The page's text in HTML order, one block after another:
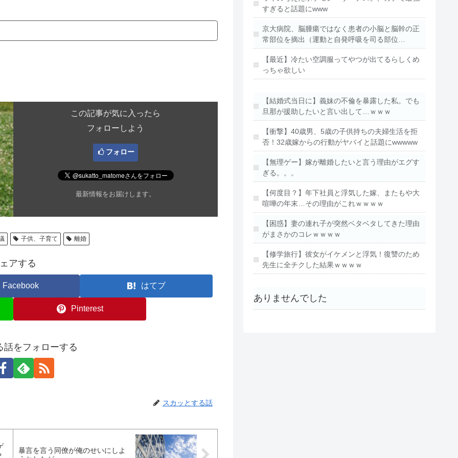
この記事が気に入ったら
フォローしよう
フォロー
最新情報をお届けします。
子供、子育て 離婚
アする
Facebook はてブ
Pinterest
話をフォローする
スカッとする話
暴言を言う同僚が俺のせいにしよ
すぎると話題にwww
京大病院、脳腫瘍ではなく患者の小脳と脳幹の正
常部位を摘出（運動と自発呼吸を司る部位…
【最近】冷たい空調服ってやつが出てるらしくめ
っちゃ欲しい
【結婚式当日に】義妹の不倫を暴露した私。でも
旦那が援助したいと言い出して…ｗｗｗ
【衝撃】40歳男、5歳の子供持ちの夫婦生活を拒
否！32歳嫁からの行動がヤバイと話題にwwwww
【無理ゲー】嫁が離婚したいと言う理由がエグす
ぎる。。。
【何度目？】年下社員と浮気した嫁、またもや大
喧嘩の年末…その理由がこれｗｗｗｗ
【困惑】妻の連れ子が突然ベタベタしてきた理由
がまさかのコレｗｗｗｗ
【修学旅行】彼女がイケメンと浮気！復讐のため
先生に全チクした結果ｗｗｗｗ
ありませんでした